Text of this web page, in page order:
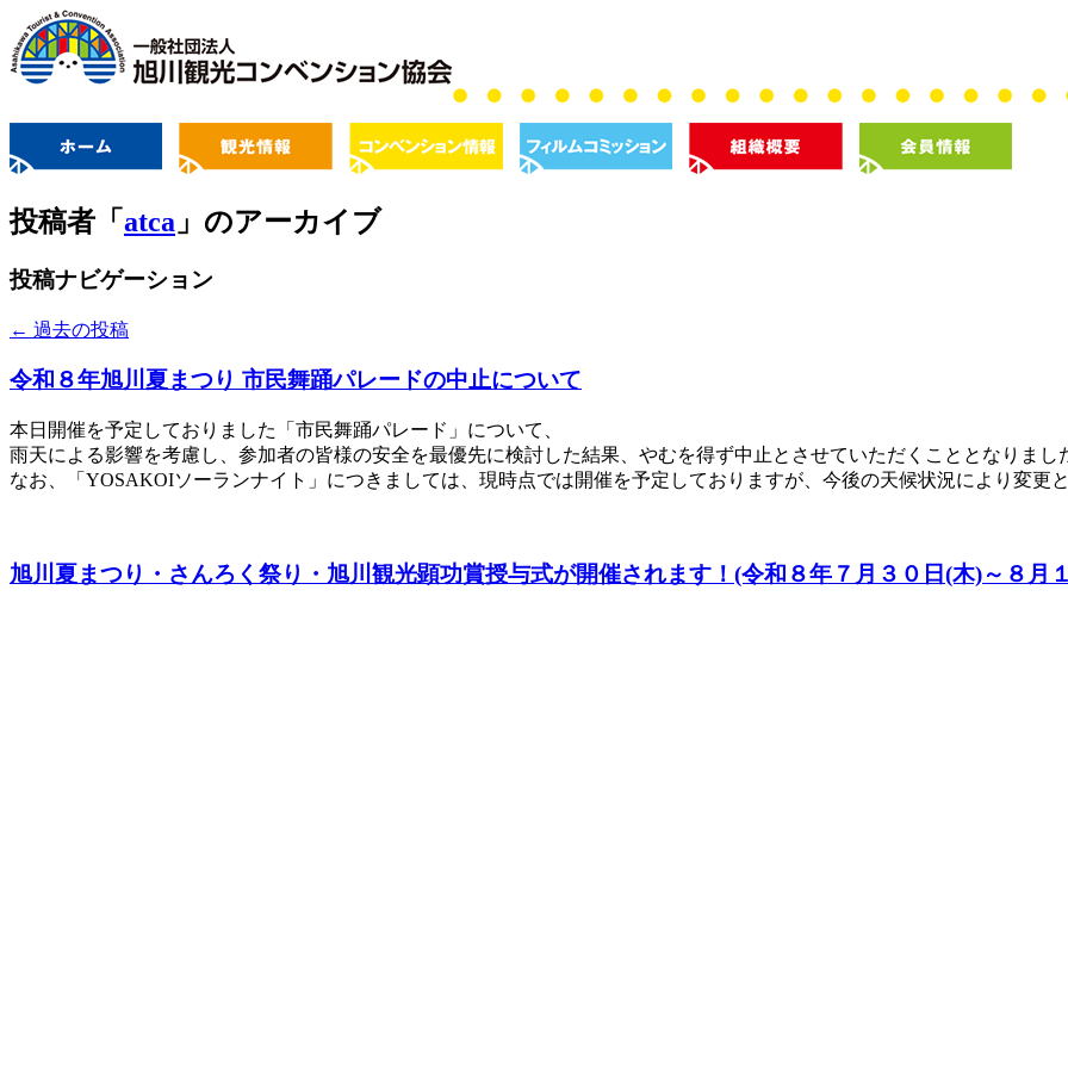
投稿者「 atca 」のアーカイブ
投稿ナビゲーション
← 過去の投稿
令和８年旭川夏まつり 市民舞踊パレードの中止について
本日開催を予定しておりました「市民舞踊パレード」について、
雨天による影響を考慮し、参加者の皆様の安全を最優先に検討した結果、やむを得ず中止とさせていただくこととなりまし
なお、「YOSAKOIソーランナイト」につきましては、現時点では開催を予定しておりますが、今後の天候状況により変更
旭川夏まつり・さんろく祭り・旭川観光顕功賞授与式が開催されます！(令和８年７月３０日(木)～８月